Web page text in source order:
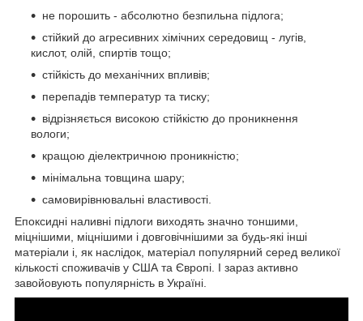
не порошить - абсолютно безпильна підлога;
стійкий до агресивних хімічних середовищ - лугів,
кислот, олій, спиртів тощо;
стійкість до механічних впливів;
перепадів температур та тиску;
відрізняється високою стійкістю до проникнення
вологи;
кращою діелектричною проникністю;
мінімальна товщина шару;
самовирівнювальні властивості.
Епоксидні наливні підлоги виходять значно тоншими,
міцнішими, міцнішими і довговічнішими за будь-які інші
матеріали і, як наслідок, матеріал популярний серед великої
кількості споживачів у США та Європі. І зараз активно
завойовують популярність в Україні.